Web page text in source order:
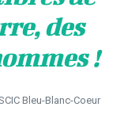
des
!
Bleu-Blanc-Coeur